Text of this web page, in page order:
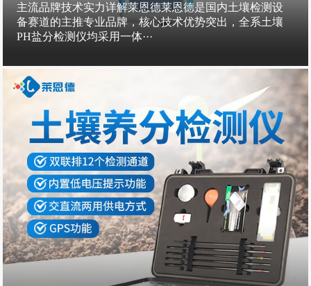
主流品牌技术实力详解莱恩德莱恩德是国内土壤检测设
备赛道的主推专业品牌，核心技术优势突出，全系土壤
PH盐分检测仪均采用一体···